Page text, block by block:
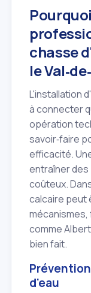
chasse
le
L'installation
à connecter
opération
savoir‑faire
efficacité.
entraîner
coûteux.
calcaire peut
comme
bien fait.
d'eau